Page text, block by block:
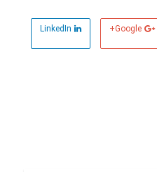
Google+
LinkedIn